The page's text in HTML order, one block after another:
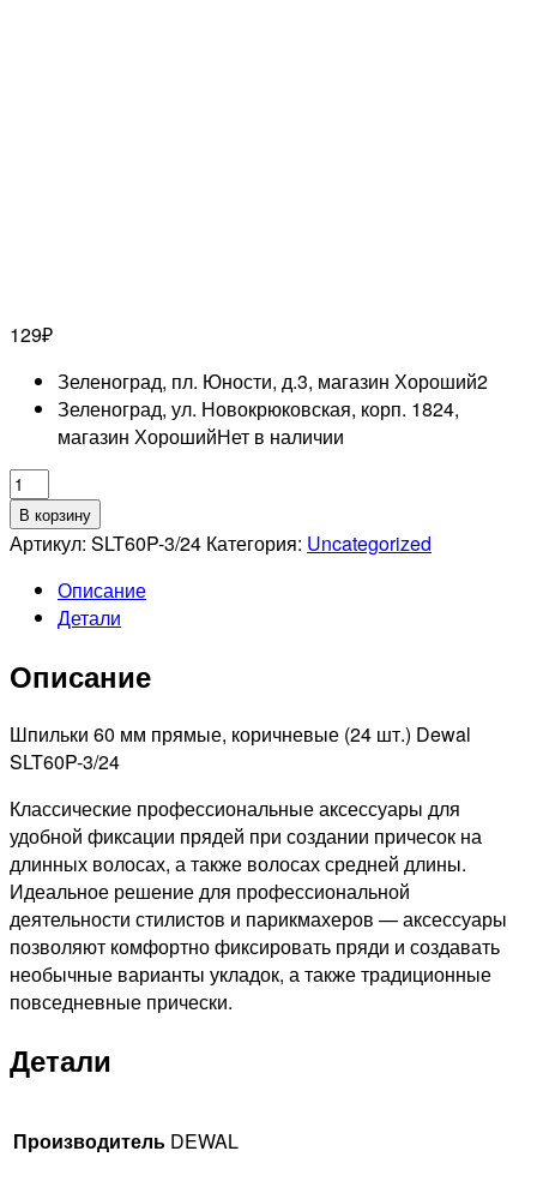
129₽
Зеленоград, пл. Юности, д.3, магазин Хороший2
Зеленоград, ул. Новокрюковская, корп. 1824,
магазин ХорошийНет в наличии
Количество
товара
DEWAL
Шпильки
прямые
60мм,
В корзину
Артикул: SLT60P-3/24 Категория: Uncategorized
Описание
Детали
Описание
Шпильки 60 мм прямые, коричневые (24 шт.) Dewal
SLT60P-3/24
Классические профессиональные аксессуары для
удобной фиксации прядей при создании причесок на
длинных волосах, а также волосах средней длины.
Идеальное решение для профессиональной
деятельности стилистов и парикмахеров — аксессуары
позволяют комфортно фиксировать пряди и создавать
необычные варианты укладок, а также традиционные
повседневные прически.
Детали
Производитель DEWAL